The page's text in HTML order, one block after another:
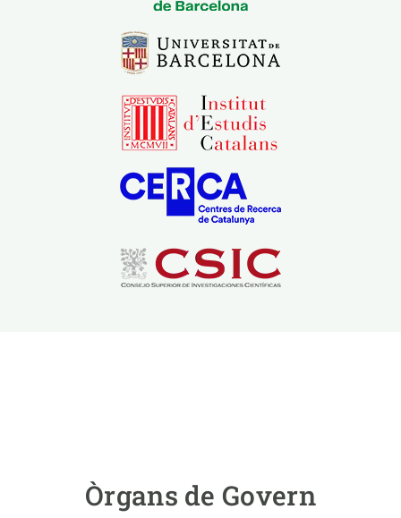
Òrgans de Govern